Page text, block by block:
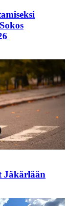
Jäkärlään